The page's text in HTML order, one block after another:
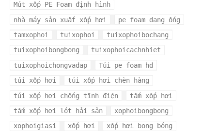
Mút xốp PE Foam định hình
nhà máy sản xuất xốp hơi
pe foam dạng ống
tamxophoi
tuixophoi
tuixophoibochang
tuixophoibongbong
tuixophoicachnhiet
tuixophoichongvadap
Túi pe foam hd
túi xốp hơi
túi xốp hơi chèn hàng
túi xốp hơi chống tĩnh điện
tấm xốp hơi
tấm xốp hơi lót hải sản
xophoibongbong
xophoigiasi
xốp hơi
xốp hơi bong bóng